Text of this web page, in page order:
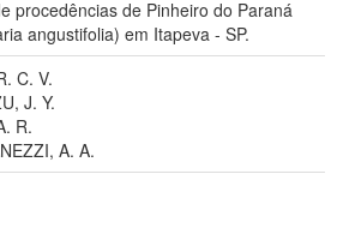
procedências de Pinheiro do Paraná
angustifolia) em Itapeva - SP.
C. V.
J. Y.
R.
A. A.